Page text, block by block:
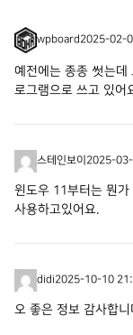
wpboard2025-02-
예전에는 종종 썻는데
로그램으로 쓰고 있어
스테인보이 2025-
윈도우 11부터는 뭔가
사용하고있어요.
didi2025-10-10
오 좋은 정보 감사합니